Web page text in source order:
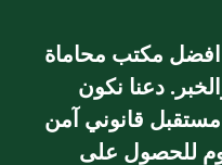
افضل مكتب محاماة
دعنا نكون
قانوني آمن
للحصول على